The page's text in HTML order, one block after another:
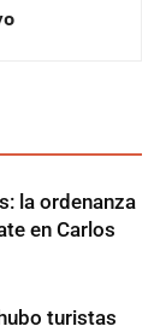
la ordenanza
en Carlos
turistas